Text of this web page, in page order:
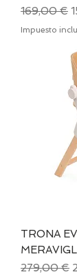
Precio
169,00 €
Impuesto
TRONA
Precio
279,00 €